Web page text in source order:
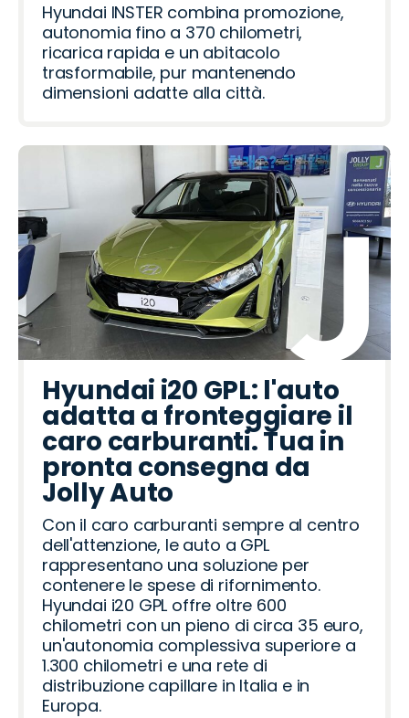
Hyundai INSTER combina promozione,
autonomia fino a 370 chilometri,
ricarica rapida e un abitacolo
trasformabile, pur mantenendo
dimensioni adatte alla città.
Hyundai i20 GPL: l'auto
adatta a fronteggiare il
caro carburanti. Tua in
pronta consegna da
Jolly Auto
Con il caro carburanti sempre al centro
dell'attenzione, le auto a GPL
rappresentano una soluzione per
contenere le spese di rifornimento.
Hyundai i20 GPL offre oltre 600
chilometri con un pieno di circa 35 euro,
un'autonomia complessiva superiore a
1.300 chilometri e una rete di
distribuzione capillare in Italia e in
Europa.